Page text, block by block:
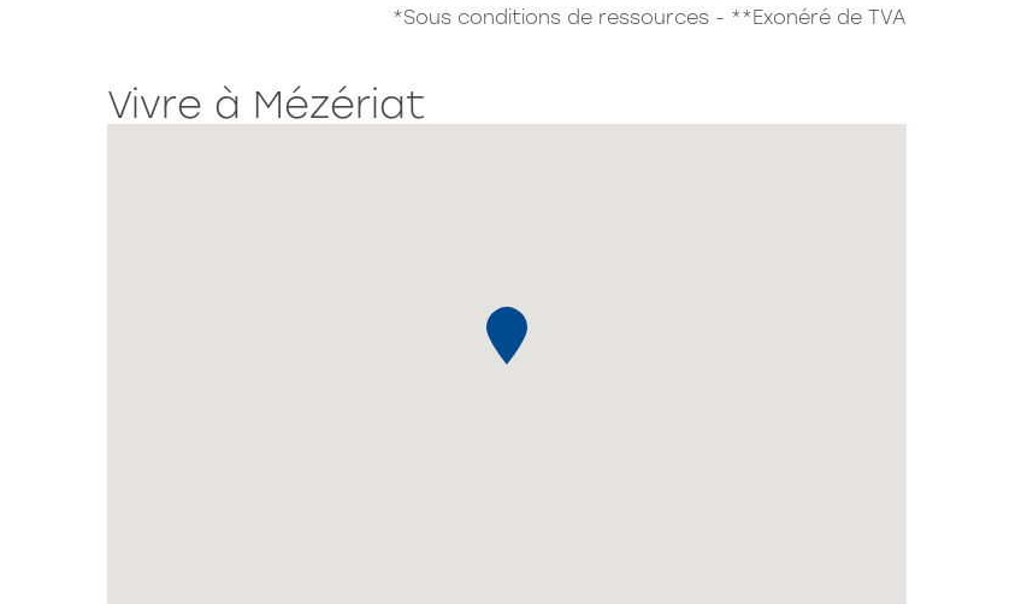
le Rooftop
Voir tous les programmes
*Sous conditions de ressources - **Exonéré de TVA
Vivre à Mézériat